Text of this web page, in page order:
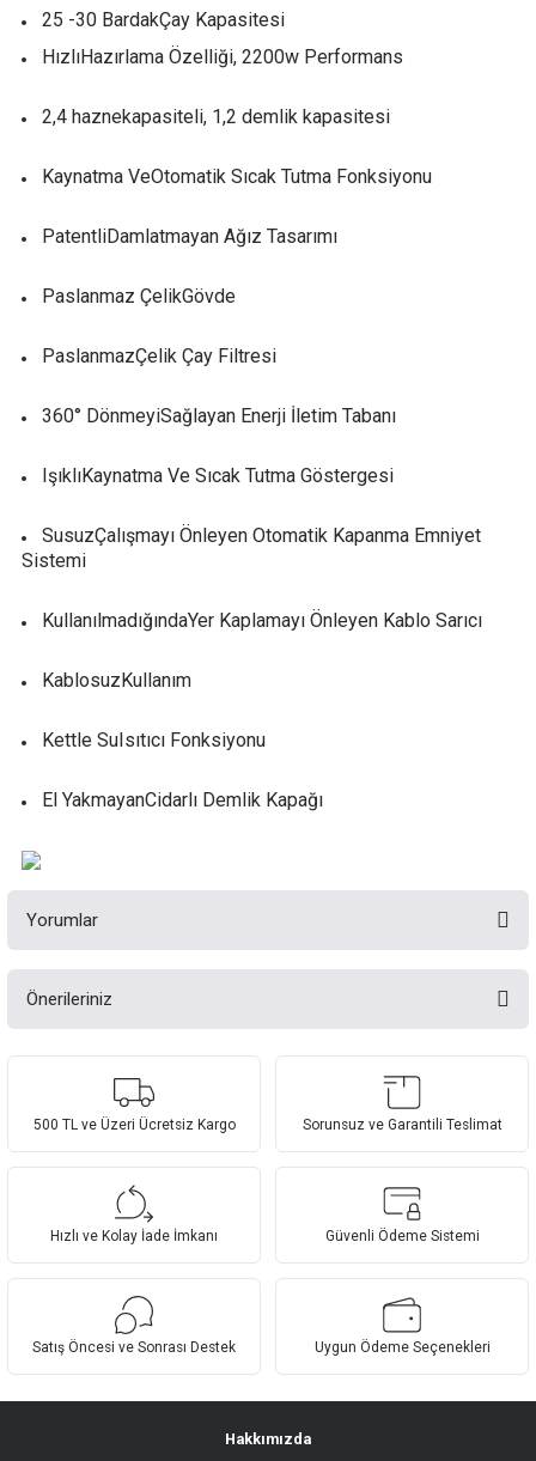
25 -30 BardakÇay Kapasitesi
HızlıHazırlama Özelliği, 2200w Performans
2,4 haznekapasiteli, 1,2 demlik kapasitesi
Kaynatma VeOtomatik Sıcak Tutma Fonksiyonu
PatentliDamlatmayan Ağız Tasarımı
Paslanmaz ÇelikGövde
PaslanmazÇelik Çay Filtresi
360° DönmeyiSağlayan Enerji İletim Tabanı
IşıklıKaynatma Ve Sıcak Tutma Göstergesi
SusuzÇalışmayı Önleyen Otomatik Kapanma Emniyet
Sistemi
KullanılmadığındaYer Kaplamayı Önleyen Kablo Sarıcı
KablosuzKullanım
Kettle SuIsıtıcı Fonksiyonu
El YakmayanCidarlı Demlik Kapağı
Yorumlar
Önerileriniz
Bu ürünün fiyat bilgisi, resim, ürün açıklamalarında ve diğer konularda
yetersiz gördüğünüz noktaları öneri formunu kullanarak tarafımıza
Görüş ve önerileriniz için teşekkür ederiz.
Ürün resmi kalitesiz, bozuk veya görüntülenemiyor.
Ürün açıklamasında eksik bilgiler bulunuyor.
Bu ürüne benzer farklı alternatifler olmalı.
500 TL ve Üzeri Ücretsiz Kargo Sorunsuz ve Garantili Teslimat
Hızlı ve Kolay İade İmkanı Güvenli Ödeme Sistemi
Satış Öncesi ve Sonrası Destek Uygun Ödeme Seçenekleri
Hakkımızda